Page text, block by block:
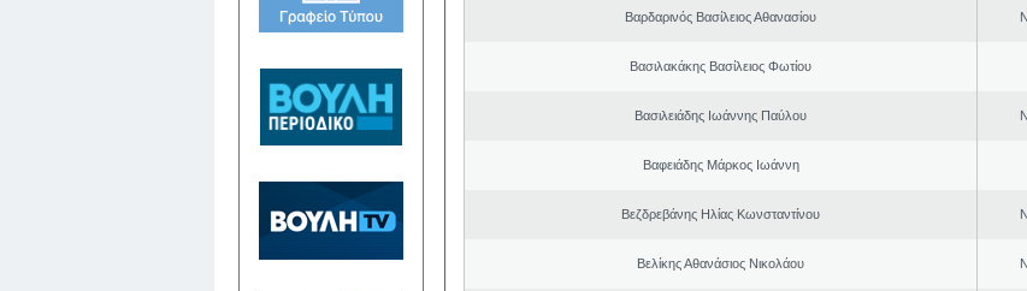
Βαρδαρινός Βασίλειος Αθανασίου
Βασιλακάκης Βασίλειος Φωτίου
Βασιλειάδης Ιωάννης Παύλου
Βαφειάδης Μάρκος Ιωάννη
Βεζδρεβάνης Ηλίας Κωνσταντίνου
Βελίκης Αθανάσιος Νικολάου